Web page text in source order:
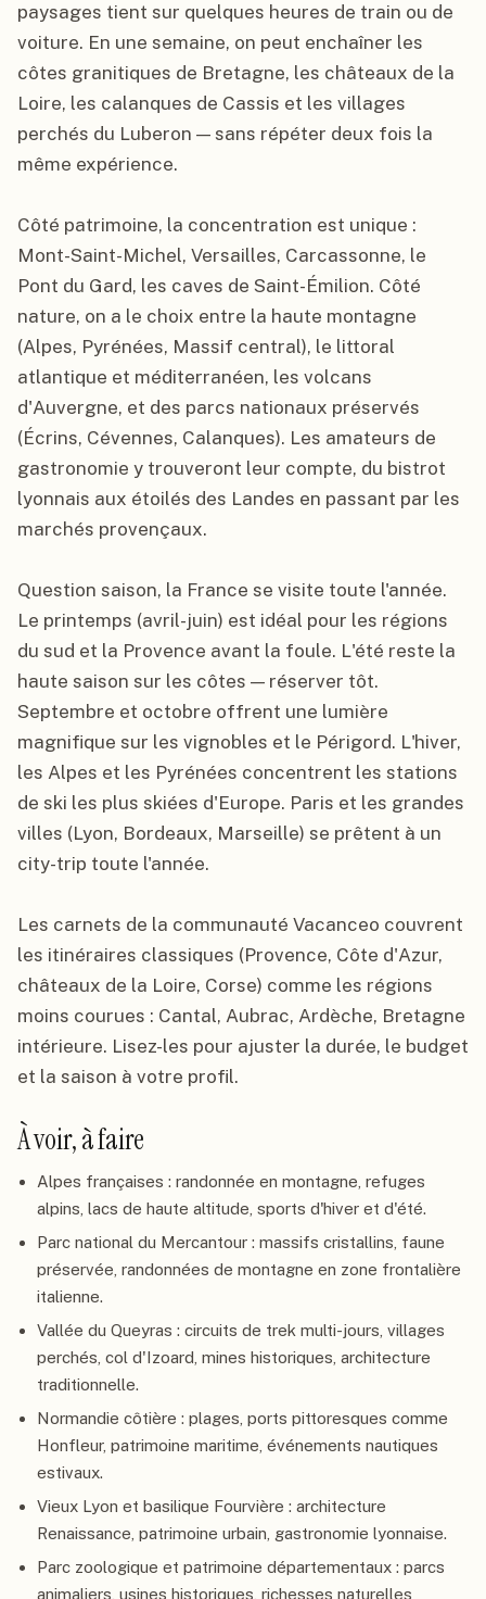
paysages tient sur quelques heures de train ou de
voiture. En une semaine, on peut enchaîner les
côtes granitiques de Bretagne, les châteaux de la
Loire, les calanques de Cassis et les villages
perchés du Luberon — sans répéter deux fois la
même expérience.
Côté patrimoine, la concentration est unique :
Mont-Saint-Michel, Versailles, Carcassonne, le
Pont du Gard, les caves de Saint-Émilion. Côté
nature, on a le choix entre la haute montagne
(Alpes, Pyrénées, Massif central), le littoral
atlantique et méditerranéen, les volcans
d'Auvergne, et des parcs nationaux préservés
(Écrins, Cévennes, Calanques). Les amateurs de
gastronomie y trouveront leur compte, du bistrot
lyonnais aux étoilés des Landes en passant par les
marchés provençaux.
Question saison, la France se visite toute l'année.
Le printemps (avril-juin) est idéal pour les régions
du sud et la Provence avant la foule. L'été reste la
haute saison sur les côtes — réserver tôt.
Septembre et octobre offrent une lumière
magnifique sur les vignobles et le Périgord. L'hiver,
les Alpes et les Pyrénées concentrent les stations
de ski les plus skiées d'Europe. Paris et les grandes
villes (Lyon, Bordeaux, Marseille) se prêtent à un
city-trip toute l'année.
Les carnets de la communauté Vacanceo couvrent
les itinéraires classiques (Provence, Côte d'Azur,
châteaux de la Loire, Corse) comme les régions
moins courues : Cantal, Aubrac, Ardèche, Bretagne
intérieure. Lisez-les pour ajuster la durée, le budget
et la saison à votre profil.
À voir, à faire
Alpes françaises : randonnée en montagne, refuges
alpins, lacs de haute altitude, sports d'hiver et d'été.
Parc national du Mercantour : massifs cristallins, faune
préservée, randonnées de montagne en zone frontalière
italienne.
Vallée du Queyras : circuits de trek multi-jours, villages
perchés, col d'Izoard, mines historiques, architecture
traditionnelle.
Normandie côtière : plages, ports pittoresques comme
Honfleur, patrimoine maritime, événements nautiques
estivaux.
Vieux Lyon et basilique Fourvière : architecture
Renaissance, patrimoine urbain, gastronomie lyonnaise.
Parc zoologique et patrimoine départementaux : parcs
animaliers, usines historiques, richesses naturelles